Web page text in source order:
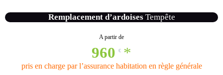
Remplacement d’ardoisesTempête
A partir de
960 € *
pris en charge par l’assurance habitation en règle générale